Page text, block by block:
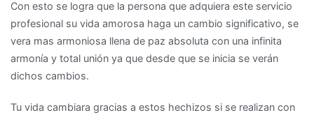
Con esto se logra que la persona que adquiera este servicio
profesional su vida amorosa haga un cambio significativo, se
vera mas armoniosa llena de paz absoluta con una infinita
armonía y total unión ya que desde que se inicia se verán
dichos cambios.
Tu vida cambiara gracias a estos hechizos si se realizan con